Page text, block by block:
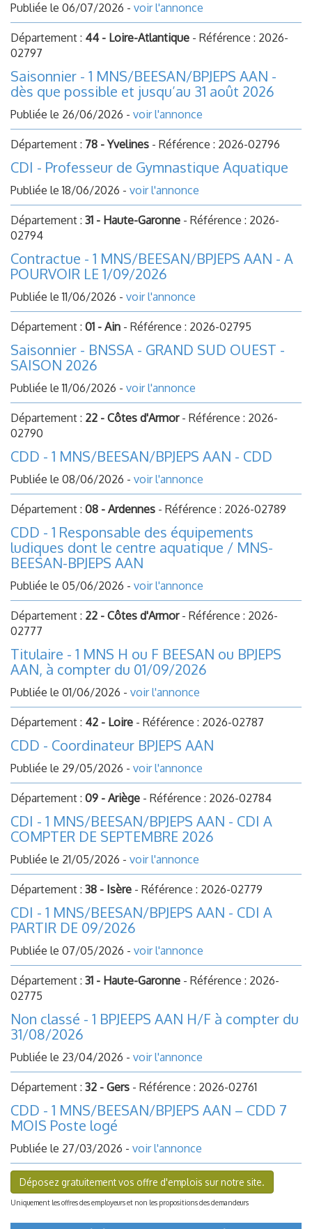
Publiée le 06/07/2026 - voir l'annonce
Département : 44 - Loire-Atlantique - Référence : 2026-
02797
Saisonnier - 1 MNS/BEESAN/BPJEPS AAN -
dès que possible et jusqu’au 31 août 2026
Publiée le 26/06/2026 - voir l'annonce
Département : 78 - Yvelines - Référence : 2026-02796
CDI - Professeur de Gymnastique Aquatique
Publiée le 18/06/2026 - voir l'annonce
Département : 31 - Haute-Garonne - Référence : 2026-
02794
Contractue - 1 MNS/BEESAN/BPJEPS AAN - A
POURVOIR LE 1/09/2026
Publiée le 11/06/2026 - voir l'annonce
Département : 01 - Ain - Référence : 2026-02795
Saisonnier - BNSSA - GRAND SUD OUEST -
SAISON 2026
Publiée le 11/06/2026 - voir l'annonce
Département : 22 - Côtes d'Armor- Référence : 2026-
02790
CDD - 1 MNS/BEESAN/BPJEPS AAN - CDD
Publiée le 08/06/2026 - voir l'annonce
Département : 08 - Ardennes - Référence : 2026-02789
CDD - 1 Responsable des équipements
ludiques dont le centre aquatique / MNS-
BEESAN-BPJEPS AAN
Publiée le 05/06/2026 - voir l'annonce
Département : 22 - Côtes d'Armor- Référence : 2026-
02777
Titulaire - 1 MNS H ou F BEESAN ou BPJEPS
AAN, à compter du 01/09/2026
Publiée le 01/06/2026 - voir l'annonce
Département : 42 - Loire - Référence : 2026-02787
CDD - Coordinateur BPJEPS AAN
Publiée le 29/05/2026 - voir l'annonce
Département : 09 - Ariège - Référence : 2026-02784
CDI - 1 MNS/BEESAN/BPJEPS AAN - CDI A
COMPTER DE SEPTEMBRE 2026
Publiée le 21/05/2026 - voir l'annonce
Département : 38 - Isère - Référence : 2026-02779
CDI - 1 MNS/BEESAN/BPJEPS AAN - CDI A
PARTIR DE 09/2026
Publiée le 07/05/2026 - voir l'annonce
Département : 31 - Haute-Garonne - Référence : 2026-
02775
Non classé - 1 BPJEEPS AAN H/F à compter du
31/08/2026
Publiée le 23/04/2026 - voir l'annonce
Département : 32 - Gers - Référence : 2026-02761
CDD - 1 MNS/BEESAN/BPJEPS AAN – CDD 7
MOIS Poste logé
Publiée le 27/03/2026 - voir l'annonce
Déposez gratuitement vos offre d'emplois sur notre site.
Uniquement les offres des employeurs et non les propositions des demandeurs